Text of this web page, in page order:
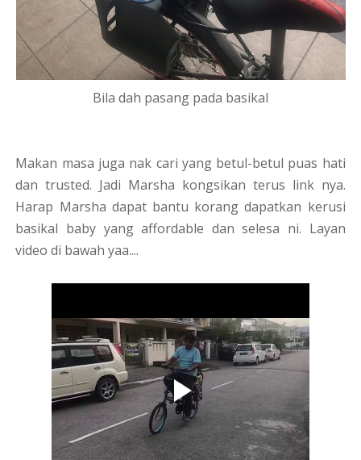
Bila dah pasang pada basikal
Makan masa juga nak cari yang betul-betul puas hati
dan trusted. Jadi Marsha kongsikan terus link nya.
Harap Marsha dapat bantu korang dapatkan kerusi
basikal baby yang affordable dan selesa ni. Layan
video di bawah yaa....